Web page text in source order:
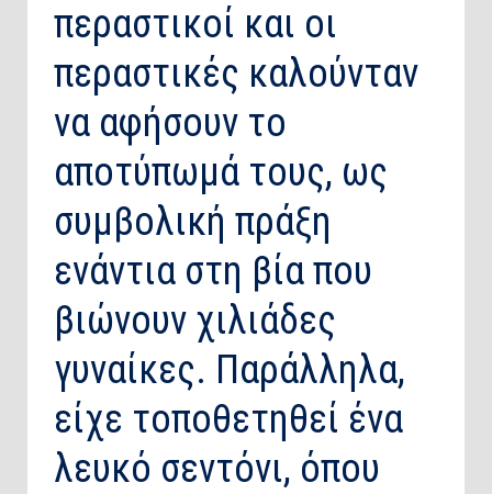
περαστικοί και οι
περαστικές καλούνταν
να αφήσουν το
αποτύπωμά τους, ως
συμβολική πράξη
ενάντια στη βία που
βιώνουν χιλιάδες
γυναίκες. Παράλληλα,
είχε τοποθετηθεί ένα
λευκό σεντόνι, όπου